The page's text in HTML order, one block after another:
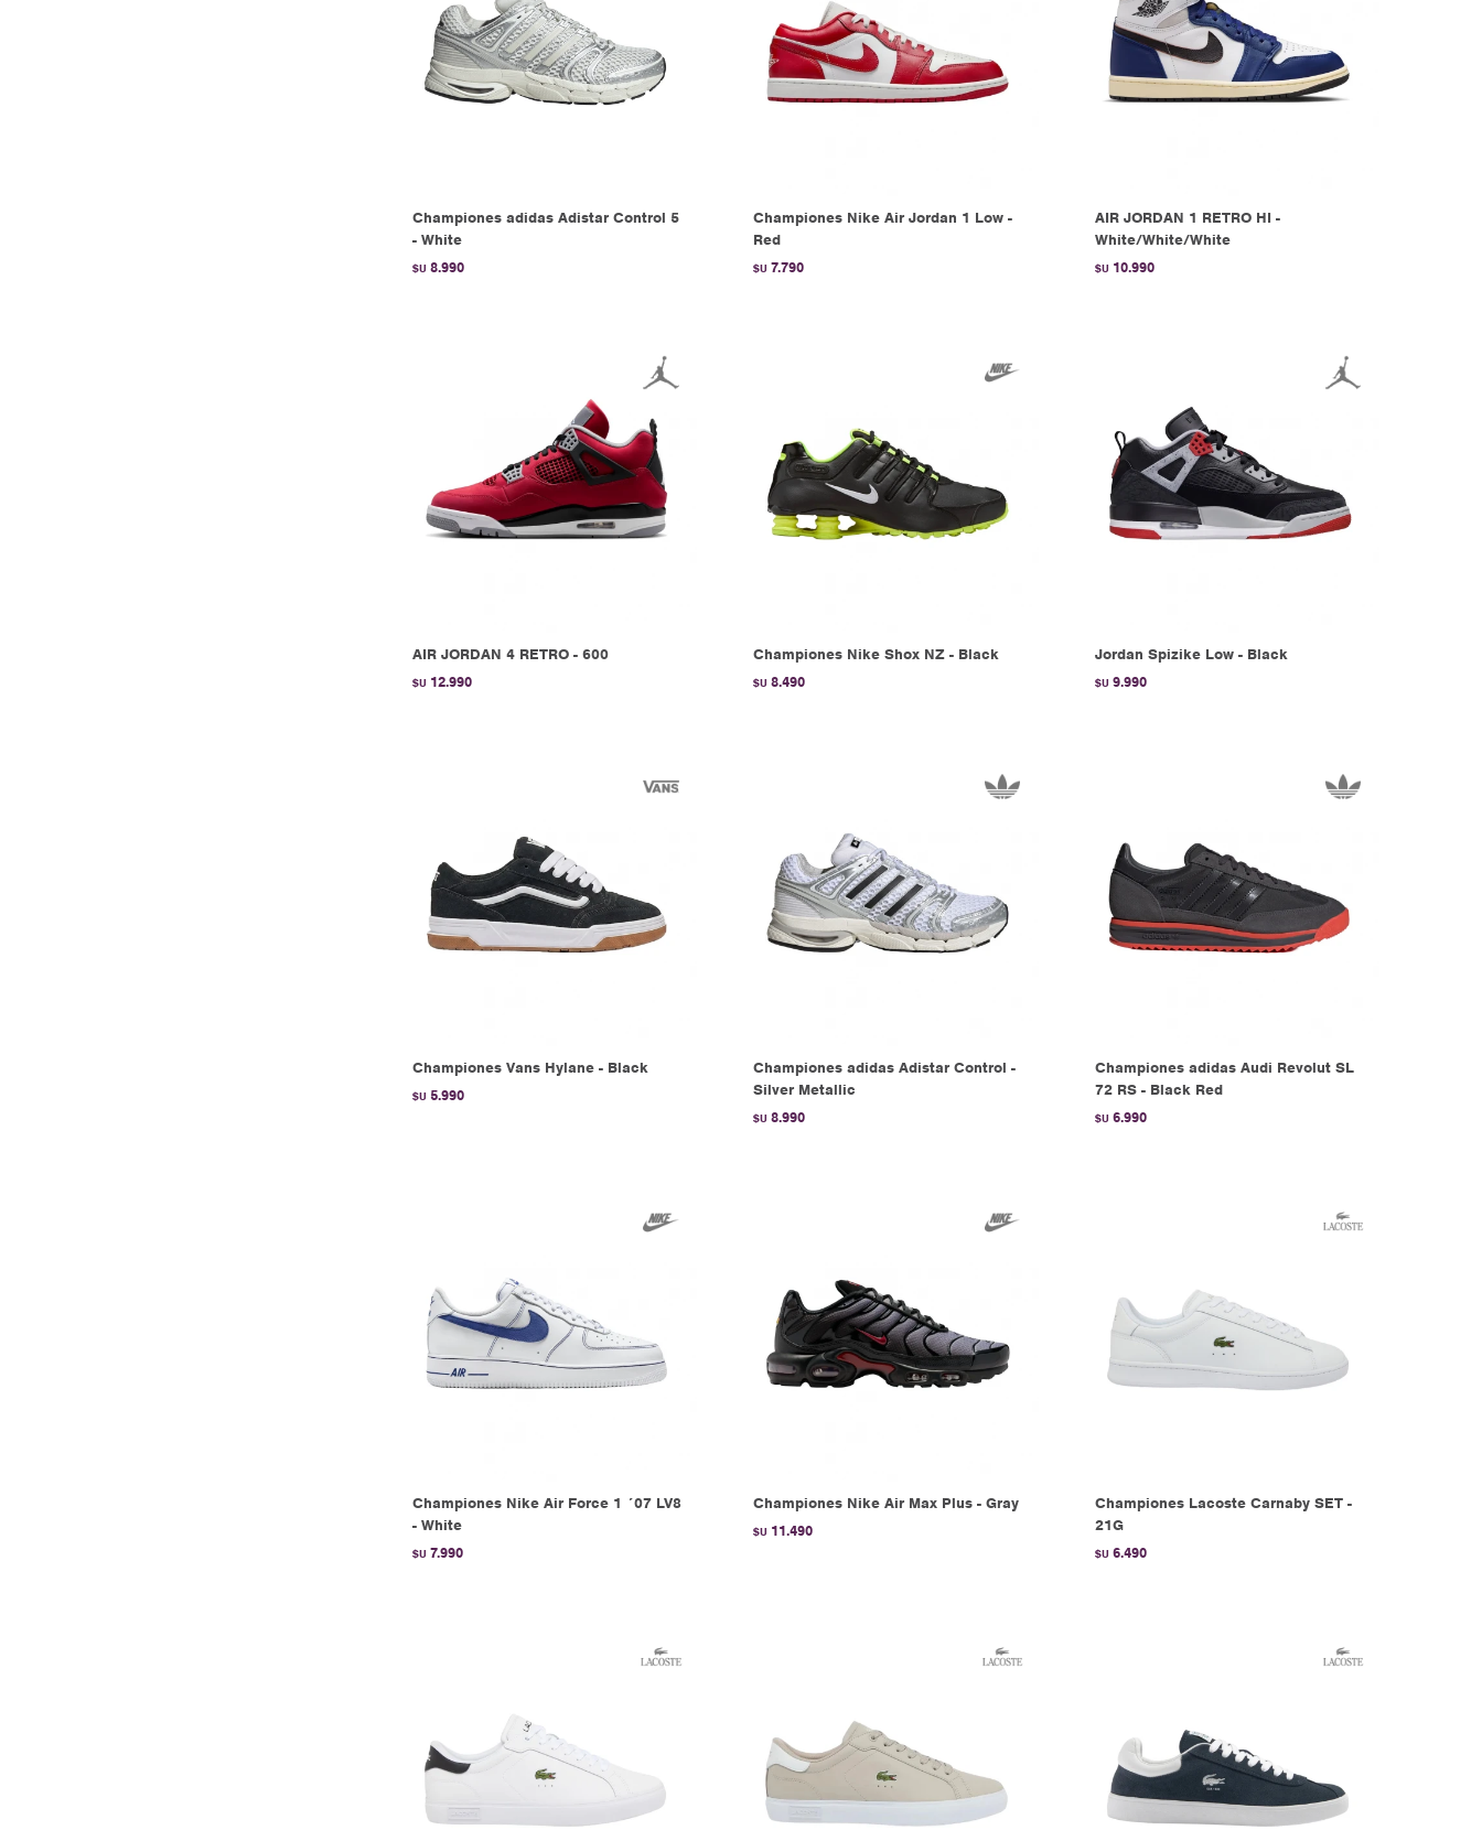
Championes adidas Adistar Control 5
- White
$U 8.990
Championes Nike Air Jordan 1 Low -
Red
$U 7.790
AIR JORDAN 1 RETRO HI -
White/White/White
$U 10.990
AIR JORDAN 4 RETRO - 600
$U 12.990
Championes Nike Shox NZ - Black
$U 8.490
Jordan Spizike Low - Black
$U 9.990
Championes Vans Hylane - Black
$U 5.990
Championes adidas Adistar Control -
Silver Metallic
$U 8.990
Championes adidas Audi Revolut SL
72 RS - Black Red
$U 6.990
Championes Nike Air Force 1 ´07 LV8
- White
$U 7.990
Championes Nike Air Max Plus - Gray
$U 11.490
Championes Lacoste Carnaby SET -
21G
$U 6.490